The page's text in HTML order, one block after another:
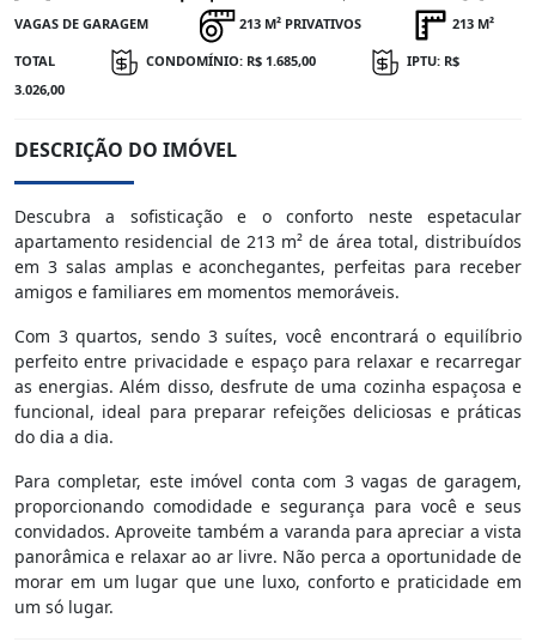
VAGAS DE GARAGEM 213 M² PRIVATIVOS 213 M²
TOTAL CONDOMÍNIO: R$ 1.685,00
IPTU: R$
3.026,00
DESCRIÇÃO DO IMÓVEL
Descubra a sofisticação e o conforto neste espetacular
apartamento residencial de 213 m² de área total, distribuídos
em 3 salas amplas e aconchegantes, perfeitas para receber
amigos e familiares em momentos memoráveis.
Com 3 quartos, sendo 3 suítes, você encontrará o equilíbrio
perfeito entre privacidade e espaço para relaxar e recarregar
as energias. Além disso, desfrute de uma cozinha espaçosa e
funcional, ideal para preparar refeições deliciosas e práticas
do dia a dia.
Para completar, este imóvel conta com 3 vagas de garagem,
proporcionando comodidade e segurança para você e seus
convidados. Aproveite também a varanda para apreciar a vista
panorâmica e relaxar ao ar livre. Não perca a oportunidade de
morar em um lugar que une luxo, conforto e praticidade em
um só lugar.